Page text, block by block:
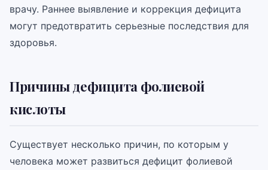
врачу. Раннее выявление и коррекция дефицита
могут предотвратить серьезные последствия для
здоровья.
Причины дефицита фолиевой
кислоты
Существует несколько причин, по которым у
человека может развиться дефицит фолиевой